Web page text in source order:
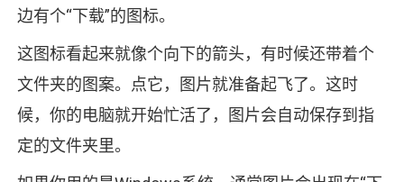
边有个“下载”的图标。
这图标看起来就像个向下的箭头，有时候还带着个
文件夹的图案。点它，图片就准备起飞了。这时
候，你的电脑就开始忙活了，图片会自动保存到指
定的文件夹里。